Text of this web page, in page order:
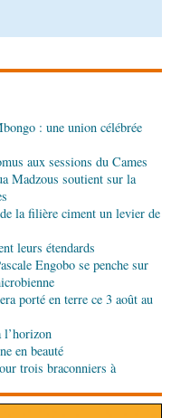
l'OMS et
nouvelle
Congo-
Commission
CHU-B
Ngolo et
collaboration
sanctions de
pour le
: une union célébrée
aux sessions du Cames
Madzous soutient sur la
la filière ciment un levier de
leurs étendards
Engobo se penche sur
porté en terre ce 3 août au
en beauté
trois braconniers à